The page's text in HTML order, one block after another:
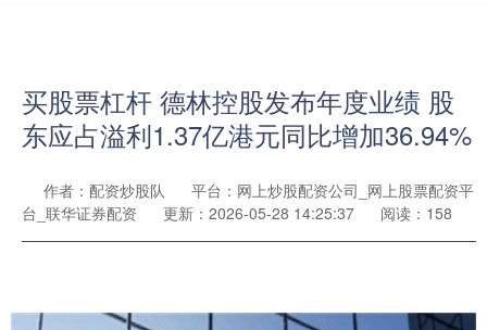
买股票杠杆 德林控股发布年度业绩 股
东应占溢利1.37亿港元同比增加36.94%
作者：配资炒股队
平台：网上炒股配资公司_网上股票配资平
台_联华证券配资
更新：2026-05-28 14:25:37 阅读：158